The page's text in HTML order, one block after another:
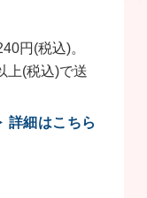
円(税込)。
上(税込)で送
詳細はこちら